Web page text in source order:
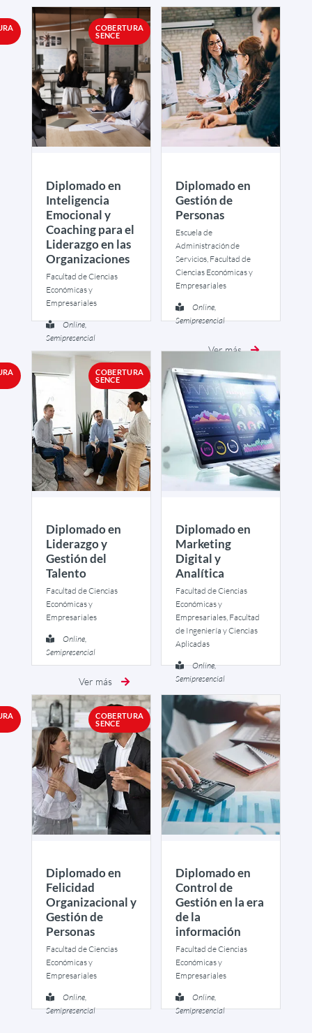
Ver más
Diplomado en
Inteligencia
Emocional y
Coaching para el
Liderazgo en las
Organizaciones
Facultad de Ciencias
Económicas y
Empresariales
Online,
Semipresencial
Ver más
COBERTURA
SENCE
Diplomado en
Gestión de
Personas
Escuela de
Administración de
Servicios, Facultad de
Ciencias Económicas y
Empresariales
Online,
Semipresencial
Ver más
Diplomado en
Liderazgo y
Gestión del
Talento
Facultad de Ciencias
Económicas y
Empresariales
Online,
Semipresencial
Ver más
COBERTURA
SENCE
Diplomado en
Marketing
Digital y
Analítica
Facultad de Ciencias
Económicas y
Empresariales, Facultad
de Ingeniería y Ciencias
Aplicadas
Online,
Semipresencial
Ver más
Diplomado en
Felicidad
Organizacional y
Gestión de
Personas
Facultad de Ciencias
Económicas y
Empresariales
Online,
Semipresencial
COBERTURA
SENCE
Diplomado en
Control de
Gestión en la era
de la
información
Facultad de Ciencias
Económicas y
Empresariales
Online,
Semipresencial